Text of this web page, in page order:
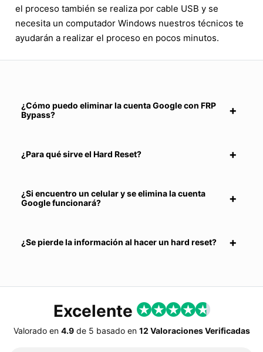
el proceso también se realiza por cable USB y se
necesita un computador Windows nuestros técnicos te
ayudarán a realizar el proceso en pocos minutos.
¿Cómo puedo eliminar la cuenta Google con FRP
Bypass?
¿Para qué sirve el Hard Reset?
¿Si encuentro un celular y se elimina la cuenta
Google funcionará?
¿Se pierde la información al hacer un hard reset?
Excelente
Valorado en 4.9de 5 basado en 12 Valoraciones Verificadas